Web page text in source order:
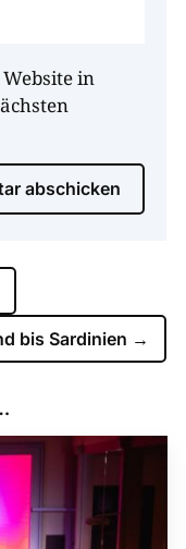
in
abschicken
bis Sardinien →